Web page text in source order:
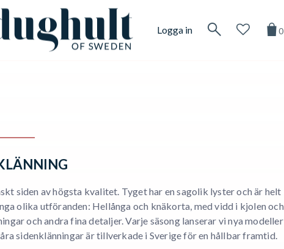
Logga in 0
siden av högsta kvalitet. Tyget har en sagolik lyster och är helt
olika utföranden: Hellånga och knäkorta, med vidd i kjolen och
och andra fina detaljer. Varje säsong lanserar vi nya modeller
sidenklänningarär tillverkade i Sverige för en hållbar framtid.